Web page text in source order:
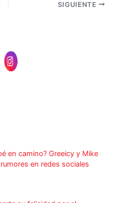
SIGUIENTE
en camino? Greeicy y Mike
en redes sociales